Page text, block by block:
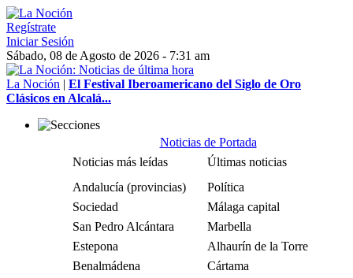
Regístrate
Iniciar Sesión
Sábado, 08 de Agosto de 2026 - 7:31 am
La Noción | El Festival Iberoamericano del Siglo de Oro
Clásicos en Alcalá...
Noticias de Portada
Noticias más leídas
Últimas noticias
Andalucía (provincias)
Política
Sociedad
Málaga capital
San Pedro Alcántara
Marbella
Estepona
Alhaurín de la Torre
Benalmádena
Cártama